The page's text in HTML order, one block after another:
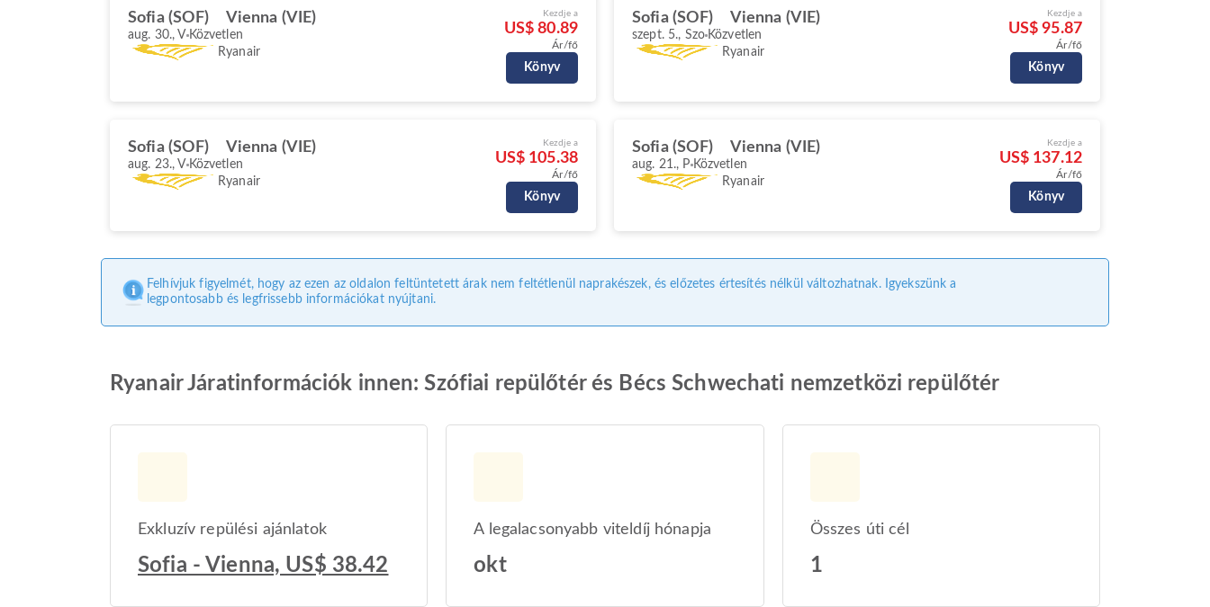
Sofia (SOF) Vienna (VIE)
aug. 30., V Közvetlen
Ryanair
Kezdje a
US$ 80.89
Ár/fő
Könyv
Sofia (SOF) Vienna (VIE)
szept. 5., Szo Közvetlen
Ryanair
Kezdje a
US$ 95.87
Ár/fő
Könyv
Sofia (SOF) Vienna (VIE)
aug. 23., V Közvetlen
Ryanair
Kezdje a
US$ 105.38
Ár/fő
Könyv
Sofia (SOF) Vienna (VIE)
aug. 21., P Közvetlen
Ryanair
Kezdje a
US$ 137.12
Ár/fő
Könyv
Felhívjuk figyelmét, hogy az ezen az oldalon feltüntetett árak nem feltétlenül naprakészek, és előzetes értesítés nélkül változhatnak. Igyekszünk a
legpontosabb és legfrissebb információkat nyújtani.
Ryanair Járatinformációk innen: Szófiai repülőtér és Bécs Schwechati nemzetközi repülőtér
Exkluzív repülési ajánlatok
Sofia - Vienna, US$ 38.42
A legalacsonyabb viteldíj hónapja
okt
Összes úti cél
1